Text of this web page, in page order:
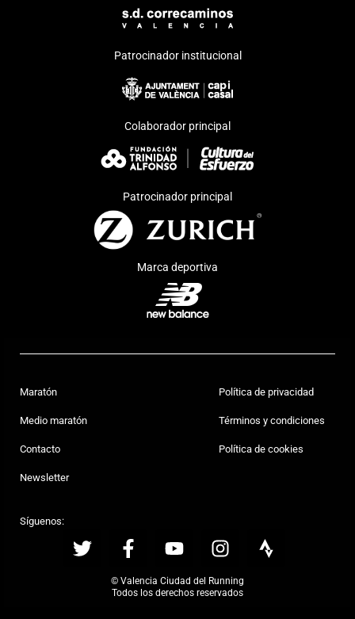
Patrocinador institucional
Colaborador principal
Patrocinador principal
Marca deportiva
Maratón
Medio maratón
Contacto
Newsletter
Política de privacidad
Términos y condiciones
Política de cookies
Síguenos:
© Valencia Ciudad del Running
Todos los derechos reservados